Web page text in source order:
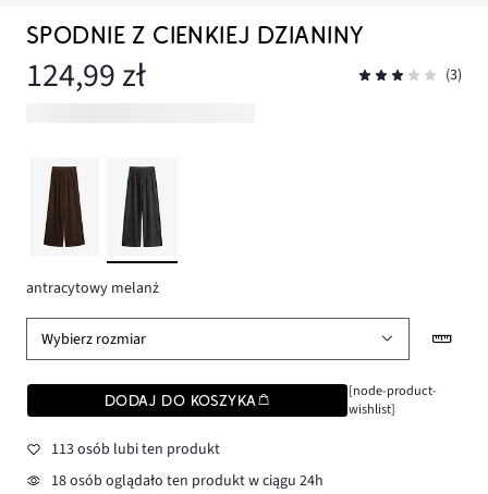
SPODNIE Z CIENKIEJ DZIANINY
124,99 zł (3)
antracytowy melanż
Wybierz rozmiar
DODAJ DO KOSZYKA
[node-product-
wishlist]
113 osób lubi ten produkt
18 osób oglądało ten produkt w ciągu 24h